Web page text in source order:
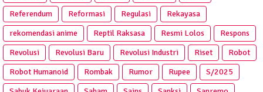
Referendum
Reformasi Regulasi
Rekayasa
rekomendasi anime
Reptil Raksasa Resmi Lolos
Respons
Revolusi
Revolusi Baru Revolusi Industri Riset
Robot
Robot Humanoid
Rombak Rumor Rupee
S/2025